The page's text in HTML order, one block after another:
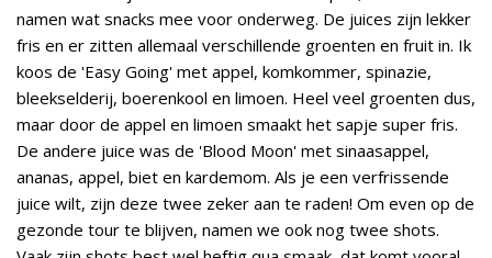
namen wat snacks mee voor onderweg. De juices zijn lekker
fris en er zitten allemaal verschillende groenten en fruit in. Ik
koos de 'Easy Going' met appel, komkommer, spinazie,
bleekselderij, boerenkool en limoen. Heel veel groenten dus,
maar door de appel en limoen smaakt het sapje super fris.
De andere juice was de 'Blood Moon' met sinaasappel,
ananas, appel, biet en kardemom. Als je een verfrissende
juice wilt, zijn deze twee zeker aan te raden! Om even op de
gezonde tour te blijven, namen we ook nog twee shots.